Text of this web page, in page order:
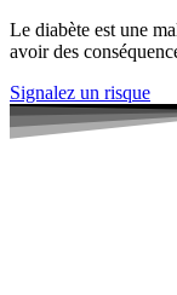
Le diabète est une
avoir des
Signalez un risque